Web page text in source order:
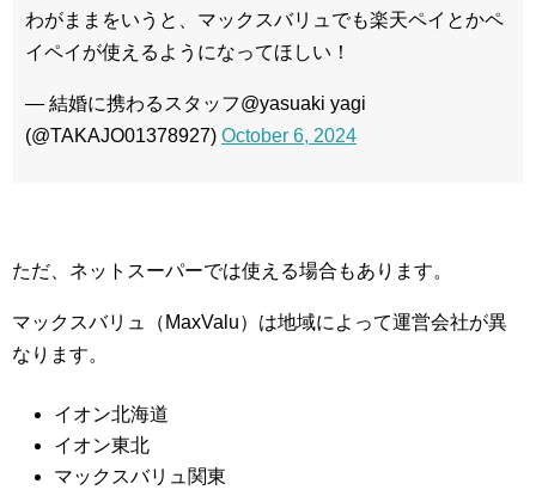
わがままをいうと、マックスバリュでも楽天ペイとかペ
イペイが使えるようになってほしい！
— 結婚に携わるスタッフ@yasuaki yagi
(@TAKAJO01378927) October 6, 2024
ただ、ネットスーパーでは使える場合もあります。
マックスバリュ（MaxValu）は地域によって運営会社が異
なります。
イオン北海道
イオン東北
マックスバリュ関東